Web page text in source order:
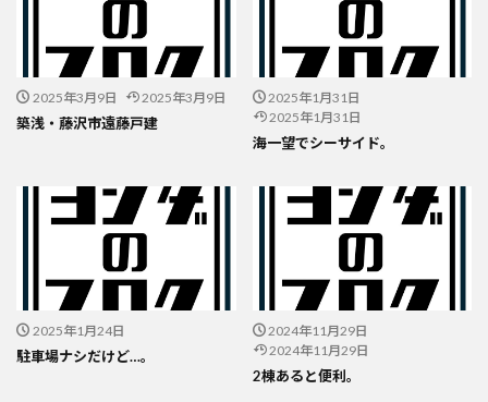
2025年3月9日 2025年3月9日
築浅・藤沢市遠藤戸建
2025年1月31日
2025年1月31日
海一望でシーサイド。
2025年1月24日
駐車場ナシだけど…。
2024年11月29日
2024年11月29日
2棟あると便利。